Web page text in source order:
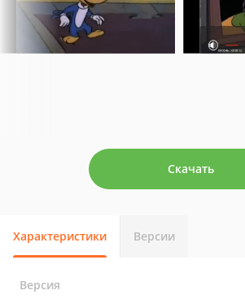
Скачать
Характеристики Версии
Версия